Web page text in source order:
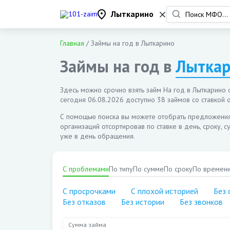
Лыткарино
Главная /Займы на год в Лыткарино
Займы на год в
Здесь можно срочно взять займ На год в Лыткарино
сегодня 06.08.2026 доступно 38 займов со ставкой
С помощью поиска вы можете отобрать
организаций отсортировав по ставке в день, сроку,
уже в день обращения.
С проблемамиПо типуПо суммеПо срокуПо времени
С просрочками С плохой историей Без
Без отказов
Без истории Без звонков
Сумма займа